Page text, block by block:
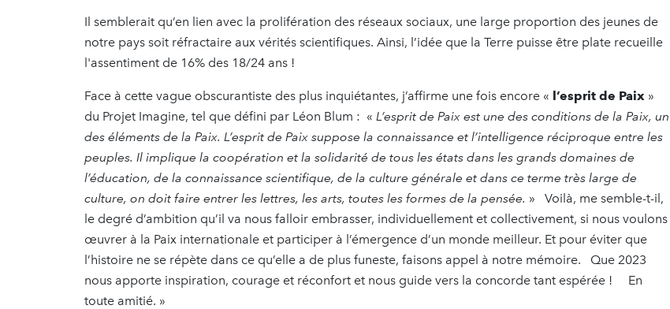
Il semblerait qu’en lien avec la prolifération des réseaux sociaux, une large proportion des jeunes de
notre pays soit réfractaire aux vérités scientifiques. Ainsi, l’idée que la Terre puisse être plate recueille
l'assentiment de 16% des 18/24 ans !
Face à cette vague obscurantiste des plus inquiétantes, j’affirme une fois encore « l’esprit de Paix »
du Projet Imagine, tel que défini par Léon Blum : « L’esprit de Paix est une des conditions de la Paix, un
des éléments de la Paix. L’esprit de Paix suppose la connaissance et l’intelligence réciproque entre les
peuples. Il implique la coopération et la solidarité de tous les états dans les grands domaines de
l’éducation, de la connaissance scientifique, de la culture générale et dans ce terme très large de
culture, on doit faire entrer les lettres, les arts, toutes les formes de la pensée. » Voilà, me semble-t-il,
le degré d’ambition qu’il va nous falloir embrasser, individuellement et collectivement, si nous voulons
œuvrer à la Paix internationale et participer à l’émergence d’un monde meilleur. Et pour éviter que
l’histoire ne se répète dans ce qu’elle a de plus funeste, faisons appel à notre mémoire. Que 2023
nous apporte inspiration, courage et réconfort et nous guide vers la concorde tant espérée ! En
toute amitié. »